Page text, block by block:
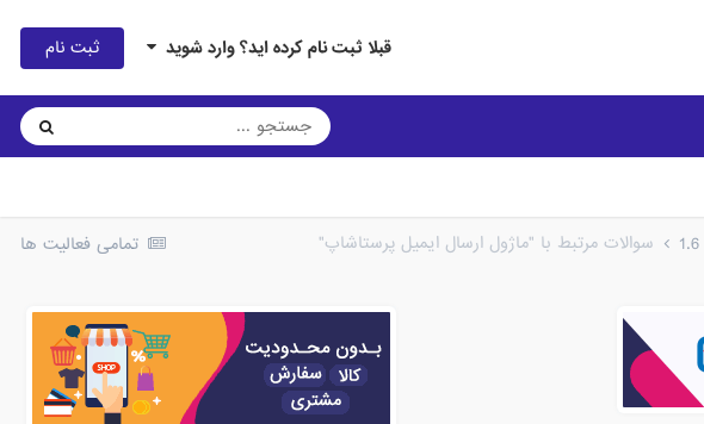
قبلا ثبت نام کرده اید؟ وارد شوید ثبت نام
تمامی فعالیت ها سوالات مرتبط با "ماژول ارسال ایمیل پرستاشاپ"